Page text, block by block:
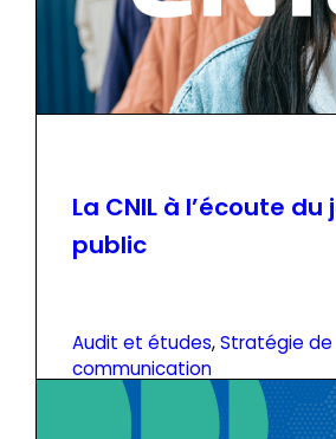
La CNIL à l’écoute du
public
Audit et études, Stratégie de
communication